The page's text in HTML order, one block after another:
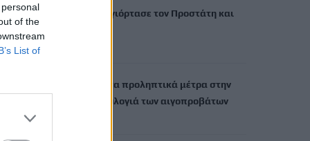
of the
List of
Το Αρκαλοχώρι γιόρτασε τον Προστάτη και
6 Αυγούστου, 2026
Παρατείνονται τα προληπτικά μέτρα στην
Κρήτη για την ευλογιά των αιγοπροβάτων